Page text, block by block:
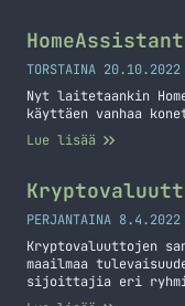
TORSTAINA
Nyt laitetaankin
käyttäen vanhaa
Lue lisää
PERJANTAINA
Kryptovaluuttojen
maailmaa
sijoittajia eri
suhtautuu